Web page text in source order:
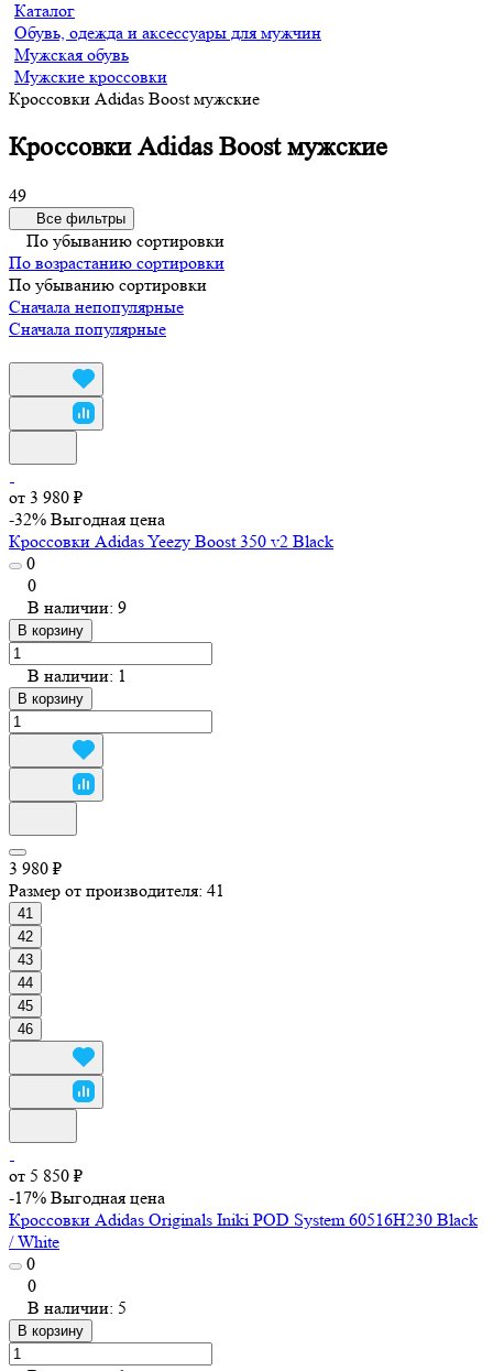
Каталог
Обувь, одежда и аксессуары для мужчин
Мужская обувь
Мужские кроссовки
Кроссовки Adidas Boost мужские
Кроссовки Adidas Boost мужские
49
Все фильтры
По убыванию сортировки
По возрастанию сортировки
По убыванию сортировки
Сначала непопулярные
Сначала популярные
от 3 980 ₽
-32% Выгодная цена
Кроссовки Adidas Yeezy Boost 350 v2 Black
0
0
В наличии: 9
В корзину
В наличии: 1
В корзину
3 980 ₽
Размер от производителя: 41
41
42
43
44
45
46
от 5 850 ₽
-17% Выгодная цена
Кроссовки Adidas Originals Iniki POD System 60516H230 Black
/ White
0
0
В наличии: 5
В корзину